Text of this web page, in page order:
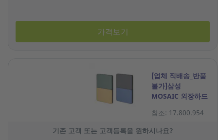
가격보기
[업체 직배송_반품
불가]삼성
MOSAIC 외장하드
MK10M1Z
참조: 17.800.954
기존 고객 또는 고객등록을 원하시나요?